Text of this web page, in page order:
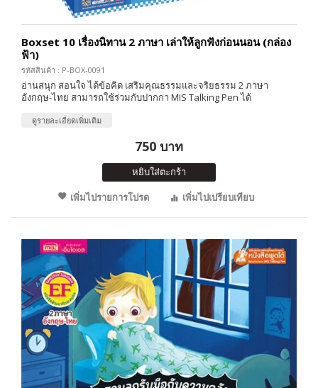
Boxset 10 เรื่องนิทาน 2 ภาษา เล่าให้ลูกฟังก่อนนอน (กล่อง
ฟ้า)
รหัสสินค้า : P-BOX-0091
อ่านสนุก สอนใจ ได้ข้อคิด เสริมคุณธรรมและจริยธรรม 2 ภาษา
อังกฤษ-ไทย สามารถใช้ร่วมกับปากกา MIS Talking Pen ได้
ดูรายละเอียดเพิ่มเติม
750 บาท
หยิบใส่ตะกร้า
เพิ่มไปรายการโปรด
เพิ่มไปเปรียบเทียบ